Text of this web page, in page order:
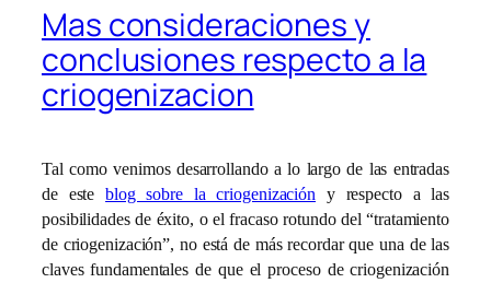
Mas consideraciones y
conclusiones respecto a la
criogenizacion
Tal como venimos desarrollando a lo largo de las entradas
de esteblog sobre la criogenización y respecto a las
posibilidades de éxito, o el fracaso rotundo del “tratamiento
de criogenización”, no está de más recordar que una de las
claves fundamentales de que el proceso de criogenización